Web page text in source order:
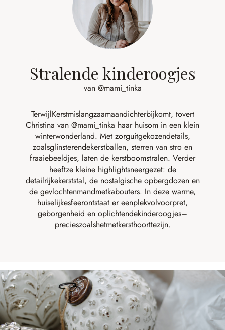
Stralende kinderoogjes
van @mami_tinka
TerwijlKerstmislangzaamaandichterbijkomt, tovert
Christina van @mami_tinka haar huisom in een klein
winterwonderland. Met zorguitgekozendetails,
zoalsglinsterendekerstballen, sterren van stro en
fraaiebeeldjes, laten de kerstboomstralen. Verder
heeftzekleine highlightsneergezet: de
detailrijkekerststal, de nostalgische opbergdozenen
de gevlochtenmandmetkabouters. In deze warme,
huiselijkesfeerontstaat ereenplekvolvoorpret,
geborgenheid en oplichtendekinderoogjes–
precieszoalshetmetkersthoorttezijn.